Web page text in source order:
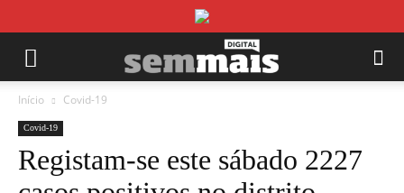
Início Covid-19
Covid-19
Registam-se este sábado 2227